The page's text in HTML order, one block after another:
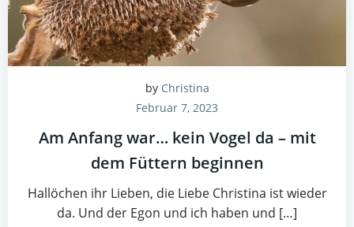
by Christina
Februar 7, 2023
Am Anfang war… kein Vogel da – mit
dem Füttern beginnen
Hallöchen ihr Lieben, die Liebe Christina ist wieder
da. Und der Egon und ich haben und […]